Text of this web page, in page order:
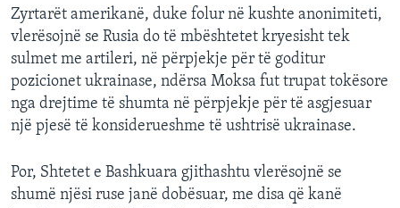
Zyrtarët amerikanë, duke folur në kushte anonimiteti,
vlerësojnë se Rusia do të mbështetet kryesisht tek
sulmet me artileri, në përpjekje për të goditur
pozicionet ukrainase, ndërsa Moksa fut trupat tokësore
nga drejtime të shumta në përpjekje për të asgjesuar
një pjesë të konsiderueshme të ushtrisë ukrainase.
Por, Shtetet e Bashkuara gjithashtu vlerësojnë se
shumë njësi ruse janë dobësuar, me disa që kanë